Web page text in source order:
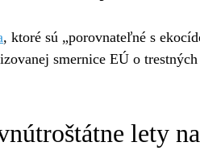
, ktoré sú „porovnateľné s
smernice EÚ o
lety